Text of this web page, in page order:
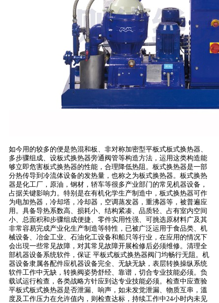
如今用的较多的便是热混和板、非对称加密型平板式板式换热器、
多步骤组成、设板式换热器旁通阀管等构造方法，运用这类构造能
够立即危害板式换热器的性能，合理降低热阻。板式换热器是一部
分热传导到冷流体设备的发热量，也称之为板式换热器。板式换热
器是化工厂，原油，钢材，轿车等很多产业部门的常见机器设备，
占据关键影响力。特别是在有机化学生产制造中，板式换热器可作
为电加热器，冷却塔，冷却器，空调蒸发器，重沸器等，被普遍应
用。具备导热系数高、损耗小、结构紧凑、品质轻、占有室内空间
小、总面积和步骤组成便捷、零件实用性强、可挑选原材料广及其
非常容易完成产业化生产制造等特性，已被广泛运用于食品类、机
械设备、冶金工业、石油化工设备和船只等行业，在应用的情况下
会出現一些常见故障，对其常见故障开展检修后必须维修。清理全
部机器设备系统软件，保证 平板式板式换热器阀门均畅行无阻。机
器设备隶属各配件应机器设备完全、无缺无缺，表层转换操纵系统
软件工作中无缺，转换阀姿势舒经、靠谱，切合专业技能必须。负
载试运行检查，各类战略方针应到达专业技能必须。检查中应查验
平板式板式换热器是否泄漏、响声，如未发觉泄漏、物质互串，溫
度及工作压力在允许值内，则检查达标，持续工作中24小时内未见